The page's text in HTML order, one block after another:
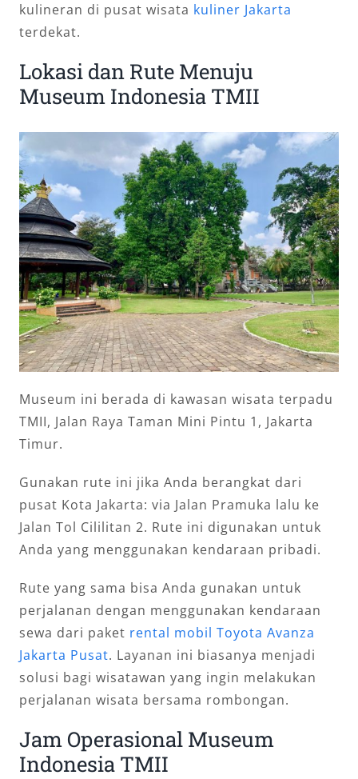
kulineran di pusat wisata kuliner Jakarta
terdekat.
Lokasi dan Rute Menuju
Museum Indonesia TMII
Museum ini berada di kawasan wisata terpadu
TMII, Jalan Raya Taman Mini Pintu 1, Jakarta
Timur.
Gunakan rute ini jika Anda berangkat dari
pusat Kota Jakarta: via Jalan Pramuka lalu ke
Jalan Tol Cililitan 2. Rute ini digunakan untuk
Anda yang menggunakan kendaraan pribadi.
Rute yang sama bisa Anda gunakan untuk
perjalanan dengan menggunakan kendaraan
sewa dari paket rental mobil Toyota Avanza
Jakarta Pusat. Layanan ini biasanya menjadi
solusi bagi wisatawan yang ingin melakukan
perjalanan wisata bersama rombongan.
Jam Operasional Museum
Indonesia TMII